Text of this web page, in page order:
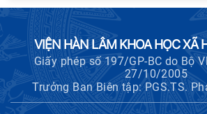
VIỆN HÀN LÂM KHOA HỌC XÃ
Giấy phép số 197/GP-BC do Bộ
27/10/2005
Trưởng Ban Biên tập: PGS.TS.